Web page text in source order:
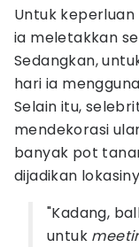
Untuk
ia meletakkan
Sedangkan,
hari ia
Selain itu,
mendekorasi
banyak pot
dijadikan
"Kadang,
untuk